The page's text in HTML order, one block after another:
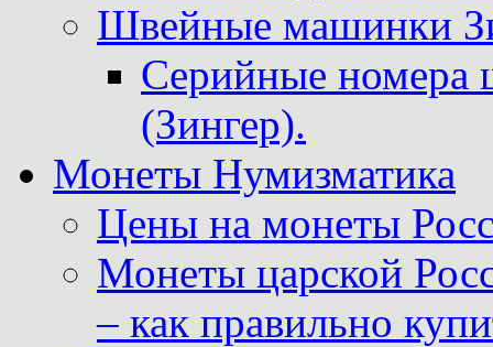
Швейные машинки
Серийные
(Зингер).
Монеты Нумизматика
Цены на монеты
Монеты царской
– как правильно